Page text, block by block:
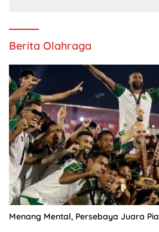
Berita Olahraga
Menang Mental, Persebaya Juara